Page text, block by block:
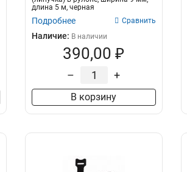
длина 5 м, черная
Подробнее Сравнить
Наличие: В наличии
390,00 ₽
– +
В корзину